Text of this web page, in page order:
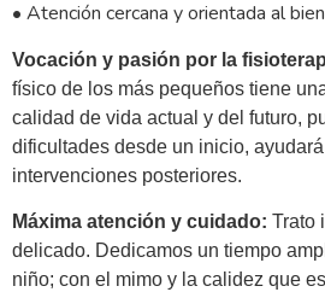
• Atención cercana y orientada al
Vocación y pasión por la
físico de los más pequeños tiene
calidad de vida actual y del futuro,
dificultades desde un inicio,
intervenciones posteriores.
Máxima atención y cuidado: Trato
delicado. Dedicamos un tiempo
niño; con el mimo y la calidez que